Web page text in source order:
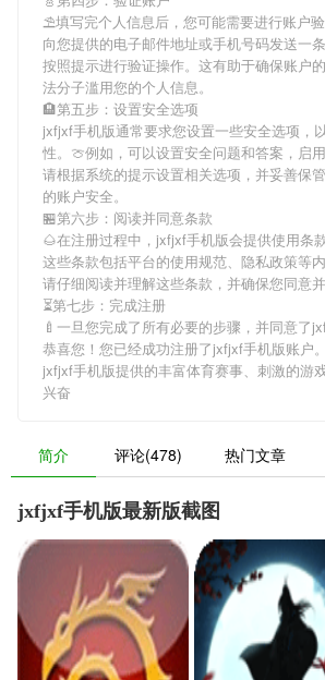
⛱填写完个人信息后，您可能需要进行账户验
向您提供的电子邮件地址或手机号码发送一
按照提示进行验证操作。这有助于确保账户
法分子滥用您的个人信息。
🏨第五步：设置安全选项
jxfjxf手机版通常要求您设置一些安全选项，
性。🍈例如，可以设置安全问题和答案，启用
请根据系统的提示设置相关选项，并妥善保
的账户安全。
🏪第六步：阅读并同意条款
🌰在注册过程中， jxfjxf手机版会提供使用条
这些条款包括平台的使用规范、隐私政策等
请仔细阅读并理解这些条款，并确保您同意并
⏳第七步：完成注册
🍼一旦您完成了所有必要的步骤，并同意了
恭喜您！您已经成功注册了jxfjxf手机版账户
jxfjxf手机版提供的丰富体育赛事、刺激的游
兴奋
简介 评论(478) 热门文章
jxfjxf手机版最新版截图